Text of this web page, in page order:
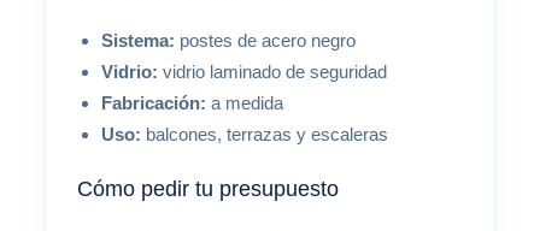
Sistema: postes de acero negro
Vidrio: vidrio laminado de seguridad
Fabricación: a medida
Uso: balcones, terrazas y escaleras
Cómo pedir tu presupuesto